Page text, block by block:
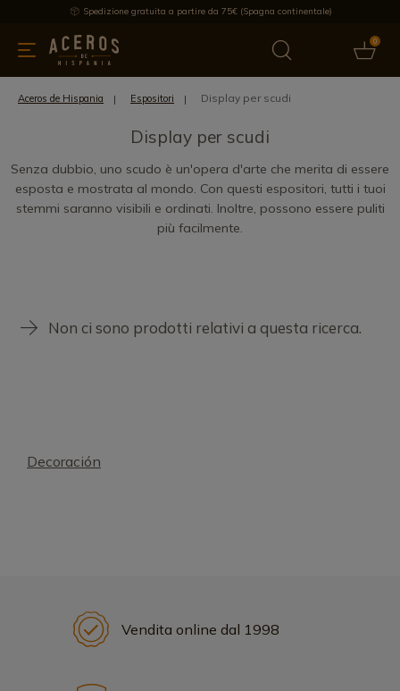
Spedizione gratuita a partire da 75€ (Spagna continentale)
0
cucina Offre Ultime notizie Venduti Marche
Aceros de Hispania Espositori Display per scudi
Display per scudi
Senza dubbio, uno scudo è un'opera d'arte che merita di essere
esposta e mostrata al mondo. Con questi espositori, tutti i tuoi
stemmi saranno visibili e ordinati. Inoltre, possono essere puliti
più facilmente.
Non ci sono prodotti relativi a questa ricerca.
Decoración
Vendita online dal 1998